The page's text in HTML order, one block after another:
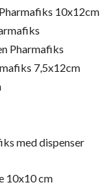
10x12cm
Pharmafiks
7,5x12cm
med dispenser
10x10 cm